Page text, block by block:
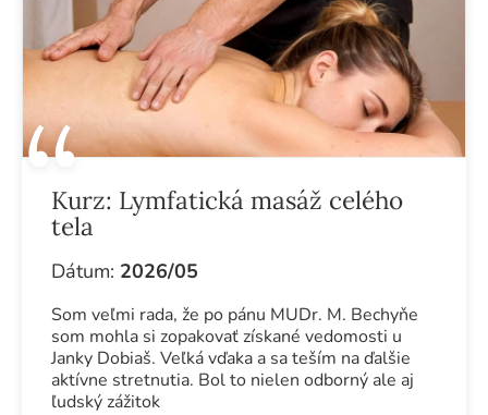
Kurz: Lymfatická masáž celého
tela
Dátum: 2026/05
Som veľmi rada, že po pánu MUDr. M. Bechyňe
som mohla si zopakovať získané vedomosti u
Janky Dobiaš. Veľká vďaka a sa teším na ďalšie
aktívne stretnutia. Bol to nielen odborný ale aj
ľudský zážitok